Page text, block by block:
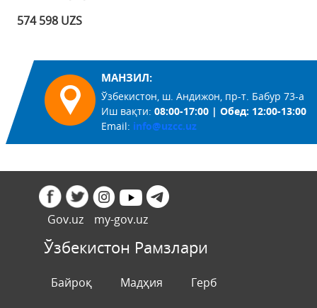
574 598 UZS
Gov.uz my-gov.uz
МАНЗИЛ:
Ўзбекистон, ш. Андижон, пр-т. Бабур 73-а
Иш вақти: 08:00-17:00 | Обед: 12:00-13:00
Email: info@uzcc.uz
Ўзбекистон Рамзлари
Байроқ Мадҳия Герб